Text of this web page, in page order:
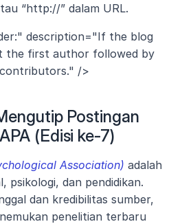
“http://” dalam URL.
description="If the blog
/>
Postingan
(Edisi ke-7)
Association) adalah
psikologi, dan pendidikan.
dan kredibilitas sumber,
penelitian terbaru